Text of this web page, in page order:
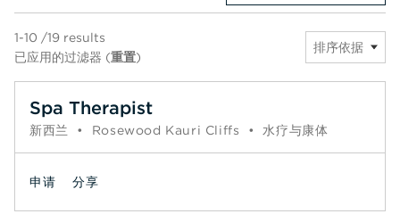
1-10 /19 results
已应用的过滤器 (重置)
排序依据
Spa Therapist
新西兰 • Rosewood Kauri Cliffs • 水疗与康体
申请 分享